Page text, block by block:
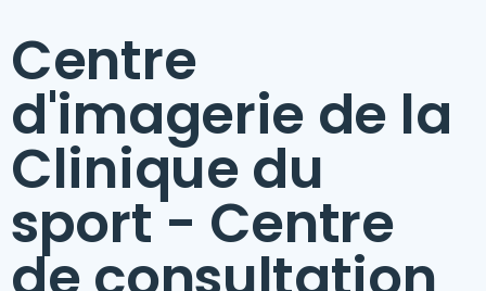
Centre
d'imagerie de la
Clinique du
sport - Centre